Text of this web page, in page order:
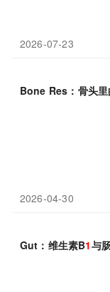
2026-07-23
Bone Res：骨头
2026-04-30
Gut：维生素B1与